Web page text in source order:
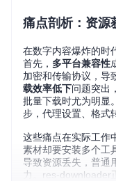
痛点剖析：资源
在数字内容爆炸的时
首先， 多平台兼容性
加密和传输协议，导
载效率低下问题突出
批量下载时尤为明显
步，代理设置、格式
这些痛点在实际工作
素材却要安装多个工
导致资源丢失，普通
力。res-downloader